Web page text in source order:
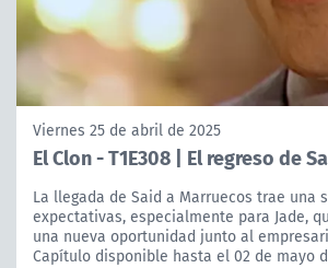
Viernes 25 de abril de 2025
El Clon - T1E308 | El regreso de
La llegada de Said a Marruecos trae una
expectativas, especialmente para Jade,
una nueva oportunidad junto al
Capítulo disponible hasta el 02 de mayo